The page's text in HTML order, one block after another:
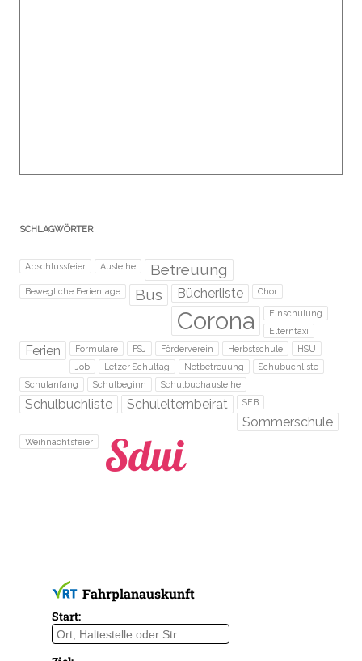
SCHLAGWÖRTER
Abschlussfeier Ausleihe Betreuung
Bewegliche Ferientage Bus Bücherliste Chor
Corona
Einschulung
Elterntaxi
Ferien Formulare FSJ Förderverein Herbstschule
HSU
Job
Letzer Schultag Notbetreuung
Schubuchliste
Schulanfang
Schulbeginn Schulbuchausleihe
Schulbuchliste Schulelternbeirat SEB
Sommerschule
Weihnachtsfeier